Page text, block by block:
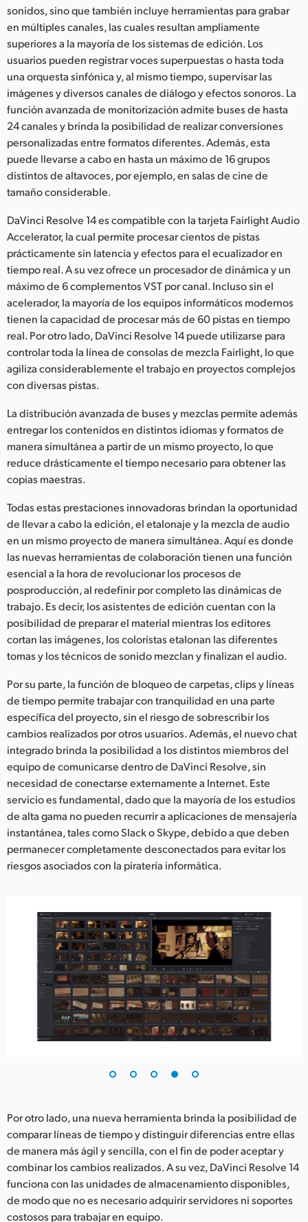
sonidos, sino que también incluye herramientas para grabar
en múltiples canales, las cuales resultan ampliamente
superiores a la mayoría de los sistemas de edición. Los
usuarios pueden registrar voces superpuestas o hasta toda
una orquesta sinfónica y, al mismo tiempo, supervisar las
imágenes y diversos canales de diálogo y efectos sonoros. La
función avanzada de monitorización admite buses de hasta
24 canales y brinda la posibilidad de realizar conversiones
personalizadas entre formatos diferentes. Además, esta
puede llevarse a cabo en hasta un máximo de 16 grupos
distintos de altavoces, por ejemplo, en salas de cine de
tamaño considerable.
DaVinci Resolve 14 es compatible con la tarjeta Fairlight Audio
Accelerator, la cual permite procesar cientos de pistas
prácticamente sin latencia y efectos para el ecualizador en
tiempo real. A su vez ofrece un procesador de dinámica y un
máximo de 6 complementos VST por canal. Incluso sin el
acelerador, la mayoría de los equipos informáticos modernos
tienen la capacidad de procesar más de 60 pistas en tiempo
real. Por otro lado, DaVinci Resolve 14 puede utilizarse para
controlar toda la línea de consolas de mezcla Fairlight, lo que
agiliza considerablemente el trabajo en proyectos complejos
con diversas pistas.
La distribución avanzada de buses y mezclas permite además
entregar los contenidos en distintos idiomas y formatos de
manera simultánea a partir de un mismo proyecto, lo que
reduce drásticamente el tiempo necesario para obtener las
copias maestras.
Todas estas prestaciones innovadoras brindan la oportunidad
de llevar a cabo la edición, el etalonaje y la mezcla de audio
en un mismo proyecto de manera simultánea. Aquí es donde
las nuevas herramientas de colaboración tienen una función
esencial a la hora de revolucionar los procesos de
posproducción, al redefinir por completo las dinámicas de
trabajo. Es decir, los asistentes de edición cuentan con la
posibilidad de preparar el material mientras los editores
cortan las imágenes, los coloristas etalonan las diferentes
tomas y los técnicos de sonido mezclan y finalizan el audio.
Por su parte, la función de bloqueo de carpetas, clips y líneas
de tiempo permite trabajar con tranquilidad en una parte
específica del proyecto, sin el riesgo de sobrescribir los
cambios realizados por otros usuarios. Además, el nuevo chat
integrado brinda la posibilidad a los distintos miembros del
equipo de comunicarse dentro de DaVinci Resolve, sin
necesidad de conectarse externamente a Internet. Este
servicio es fundamental, dado que la mayoría de los estudios
de alta gama no pueden recurrir a aplicaciones de mensajería
instantánea, tales como Slack o Skype, debido a que deben
permanecer completamente desconectados para evitar los
riesgos asociados con la piratería informática.
Por otro lado, una nueva herramienta brinda la posibilidad de
comparar líneas de tiempo y distinguir diferencias entre ellas
de manera más ágil y sencilla, con el fin de poder aceptar y
combinar los cambios realizados. A su vez, DaVinci Resolve 14
funciona con las unidades de almacenamiento disponibles,
de modo que no es necesario adquirir servidores ni soportes
costosos para trabajar en equipo.